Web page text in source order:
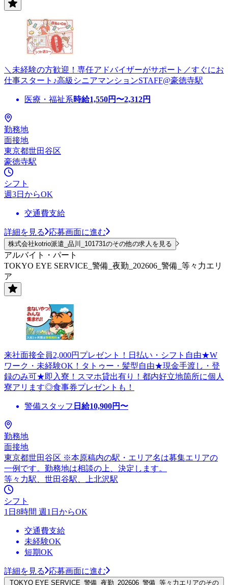
＼未経験の方歓迎！専任アドバイザーがサポート／すぐにお
仕事スタート♪高級シニアマンションSTAFF@豪徳寺駅
医療・福祉系時給1,550円〜2,312円
勤務地
面接地
東京都世田谷区
豪徳寺駅
シフト
週3日からOK
交通費支給
詳細を見る 応募画面に進む
株式会社kotrio派遣_品川_101731のその他の求人を見る
アルバイト・パート
TOKYO EYE SERVICE_警備_夜勤_202606_警備_等々力エリ
ア
来社面接全員2,000円プレゼント！日払い・シフト自由★W
ワーク・未経験OK！タトゥー・髪型自由★現金手渡し・登
録のみ可★即入寮！スマホ貸出有り！都内好立地箇所に個人
寮アリます◎食事券プレゼントも！
警備スタッフ 日給10,900円〜
勤務地
面接地
東京都世田谷区 ※本原稿内の駅・エリア名は募集エリアの
一例です。勤務地は相談の上、決定します。
等々力駅、世田谷駅、上北沢駅
シフト
1日8時間 週1日からOK
交通費支給
未経験OK
短期OK
詳細を見る 応募画面に進む
TOKYO EYE SERVICE_警備_夜勤_202606_警備_等々力エリアのその